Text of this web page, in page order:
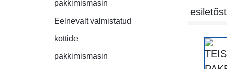
pakkimismasin
Eelnevalt valmistatud
kottide
pakkimismasin